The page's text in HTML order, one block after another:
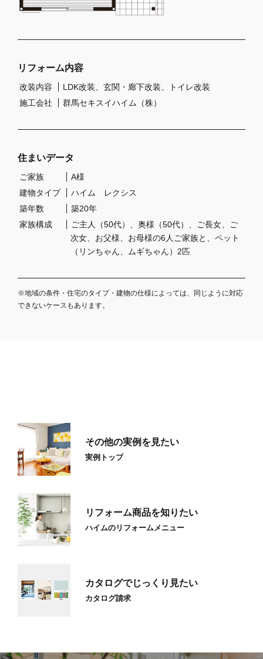
リフォーム内容
改装内容
LDK改装、玄関・廊下改装、トイレ改装
施工会社
群馬セキスイハイム（株）
住まいデータ
ご家族
A様
建物タイプ
ハイム レクシス
築年数
築20年
家族構成
ご主人（50代）、奥様（50代）、ご長女、ご
次女、お父様、お母様の6人ご家族と、ペット
（リンちゃん、ムギちゃん）2匹
※地域の条件・住宅のタイプ・建物の仕様によっては、同じように対応
できないケースもあります。
その他の実例を見たい
実例トップ
リフォーム商品を知りたい
ハイムのリフォームメニュー
カタログでじっくり見たい
カタログ請求